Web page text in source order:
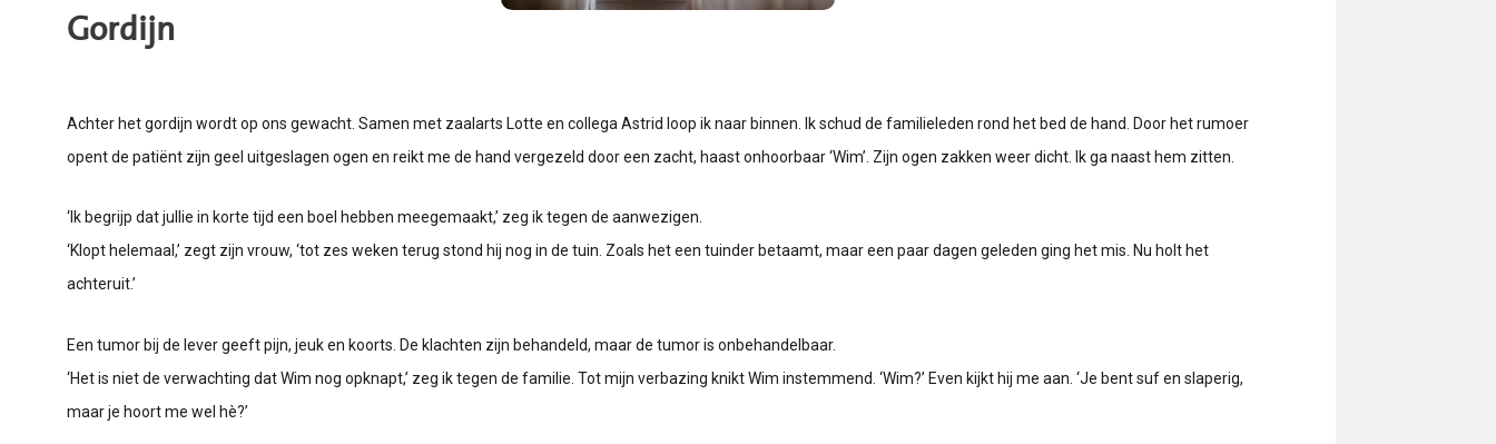
Gordijn
Achter het gordijn wordt op ons gewacht. Samen met zaalarts Lotte en collega Astrid loop ik naar binnen. Ik schud de familieleden rond het bed de hand. Door het rumoer
opent de patiënt zijn geel uitgeslagen ogen en reikt me de hand vergezeld door een zacht, haast onhoorbaar ‘Wim’. Zijn ogen zakken weer dicht. Ik ga naast hem zitten.
‘Ik begrijp dat jullie in korte tijd een boel hebben meegemaakt,’ zeg ik tegen de aanwezigen.
‘Klopt helemaal,’ zegt zijn vrouw, ‘tot zes weken terug stond hij nog in de tuin. Zoals het een tuinder betaamt, maar een paar dagen geleden ging het mis. Nu holt het
achteruit.’
Een tumor bij de lever geeft pijn, jeuk en koorts. De klachten zijn behandeld, maar de tumor is onbehandelbaar.
‘Het is niet de verwachting dat Wim nog opknapt,’ zeg ik tegen de familie. Tot mijn verbazing knikt Wim instemmend. ‘Wim?’ Even kijkt hij me aan. ‘Je bent suf en slaperig,
maar je hoort me wel hè?’